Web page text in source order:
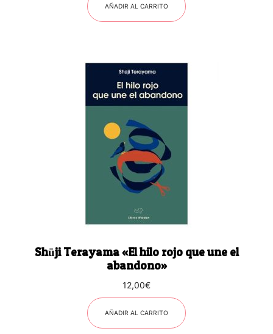
AÑADIR AL CARRITO
Shūji Terayama «El hilo rojo que une el
abandono»
12,00€
AÑADIR AL CARRITO